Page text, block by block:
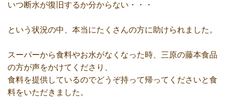
いつ断水が復旧するか分からない・・・
という状況の中、本当にたくさんの方に助けられました。
スーパーから食料やお水がなくなった時、三原の藤本食品
の方が声をかけてくださり、
食料を提供しているのでどうぞ持って帰ってくださいと食
料をいただきました。